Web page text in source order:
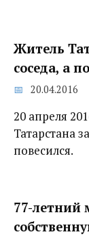
Житель
соседа, а
20.04.2016
20 апреля
Татарстана
повесился.
77-летний